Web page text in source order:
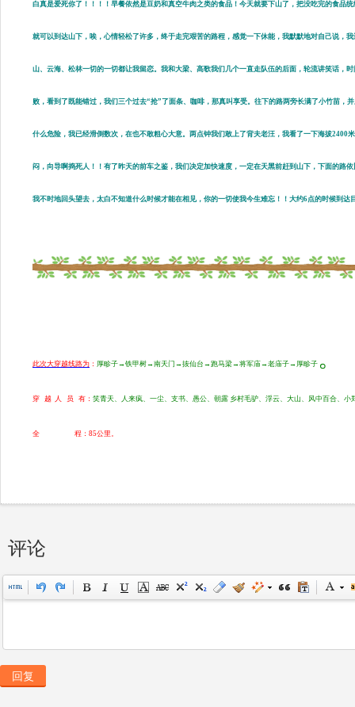
白真是爱死你了！！！！早餐依然是豆奶和真空牛肉之类的食品！今天就要下山了，把没吃完的食品
就可以到达山下，唉，心情轻松了许多，终于走完艰苦的路程，感觉一下休能，我默默地对自己说，
山、云海、松林一切的一切都让我留恋。我和大梁、高歌我们几个一直走队伍的后面，轮流讲笑话，
败，看到了既能错过，我们三个过去“抢”了面条、咖啡，那真叫享受。往下的路两旁长满了小竹苗
什么危险，我已经滑倒数次，在也不敢粗心大意。两点钟我们敢上了背夫老汪，我看了一下海拔
闷，向导啊捣死人！！有了昨天的前车之鉴，我们决定加快速度，一定在天黑前赶到山下，下面的路
我不时地回头望去，太白不知道什么时候才能在相见，你的一切使我今生难忘！！大约6点的时候到
此次大穿越线路为 ： 厚畛子→铁甲树→南天门→抜仙台→跑马梁→将军庙→老庙子→厚畛子 。
穿 越 人 员 有： 笑青天、人来疯、一尘、支书、愚公、朝露 乡村毛驴、浮云、大山、风中百合、
全 程：85公里。
评论